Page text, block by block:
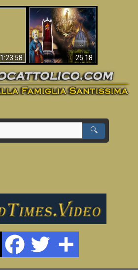
1:23:58 25:18
La Bibbia ha previsto
70 anni senza Papa?
🔍